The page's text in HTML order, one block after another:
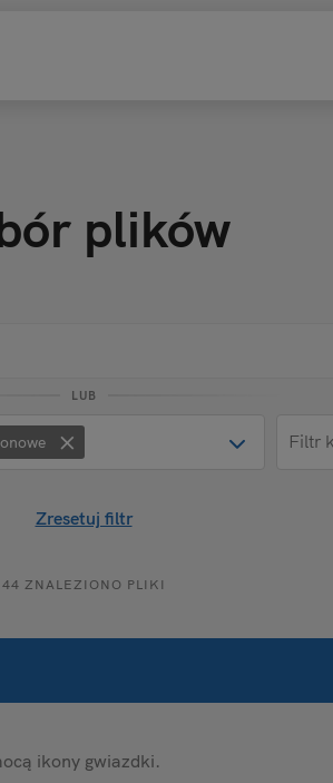
plików
LUB
×
Zresetuj filtr
44 ZNALEZIONO PLIKI
ikony gwiazdki.